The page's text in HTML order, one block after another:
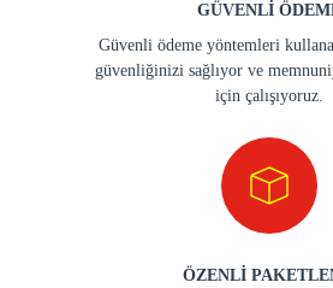
GÜVENLİ
Güvenli ödeme yöntemleri
güvenliğinizi sağlıyor ve
için çalışıyoruz.
ÖZENLİ